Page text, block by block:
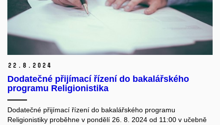
22. 8. 2024
Dodatečné přijímací řízení do bakalářského
programu Religionistika
Dodatečné přijímací řízení do bakalářského programu
Religionistiky proběhne v pondělí 26. 8. 2024 od 11:00 v učebně